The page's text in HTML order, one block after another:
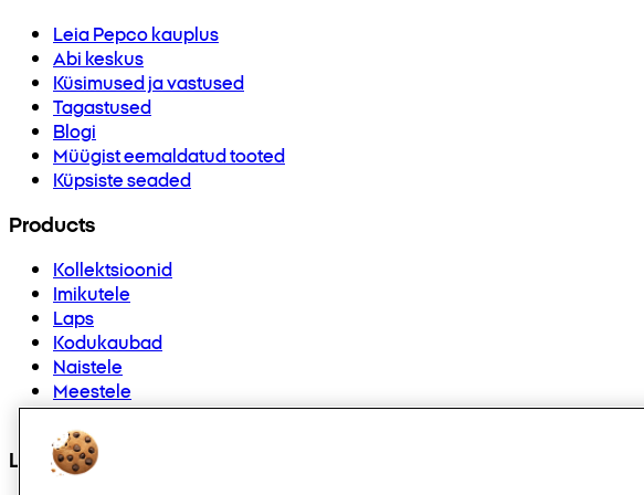
Leia Pepco kauplus
Abi keskus
Küsimused ja vastused
Tagastused
Blogi
Müügist eemaldatud tooted
Küpsiste seaded
Products
Kollektsioonid
Imikutele
Laps
Kodukaubad
Naistele
Meestele
Muud
Leiad meid ka